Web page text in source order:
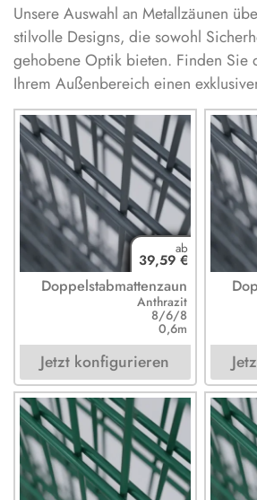
Unsere Auswahl an Metallzäunen
stilvolle Designs, die sowohl
gehobene Optik bieten. Finden Sie
Ihrem Außenbereich einen
39,59 €
Doppelstabmattenzaun
Anthrazit
8/6/8
0,6m
Jetzt konfigurieren